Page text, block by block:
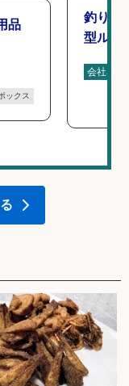
品
ックス
釣り好
型ルー
会社名